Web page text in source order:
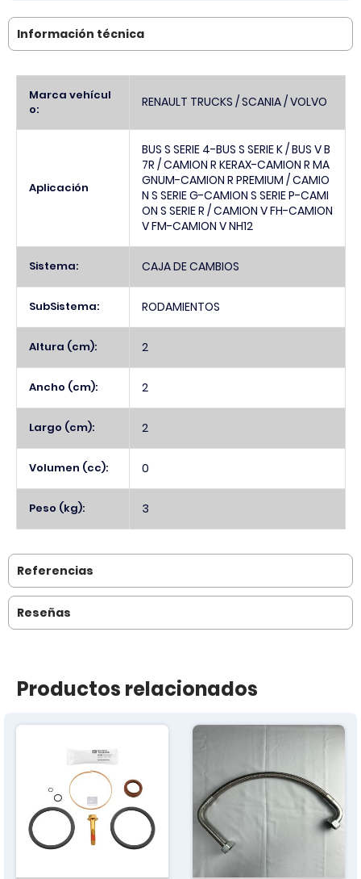
Información técnica
Información
Marca vehícul
o:
RENAULT TRUCKS / SCANIA / VOLVO
Aplicación
BUS S SERIE 4-BUS S SERIE K / BUS V B
7R / CAMION R KERAX-CAMION R MA
GNUM-CAMION R PREMIUM / CAMIO
N S SERIE G-CAMION S SERIE P-CAMI
ON S SERIE R / CAMION V FH-CAMION
V FM-CAMION V NH12
Sistema: CAJA DE CAMBIOS
SubSistema: RODAMIENTOS
Altura (cm): 2
Ancho (cm): 2
Largo (cm): 2
Volumen (cc): 0
Peso (kg): 3
Referencias
Reseñas
Productos relacionados